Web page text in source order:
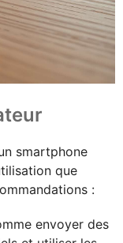
smartphone
que
:
envoyer des